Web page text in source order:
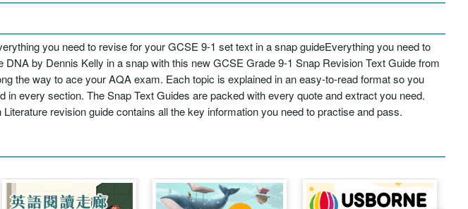
you need to revise for your GCSE 9-1 set text in a snap guideEverything you need to
by Dennis Kelly in a snap with this new GCSE Grade 9-1 Snap Revision Text Guide from
the way to ace your AQA exam. Each topic is explained in an easy-to-read format so you
every section. The Snap Text Guides are packed with every quote and extract you need.
revision guide contains all the key information you need to practise and pass.